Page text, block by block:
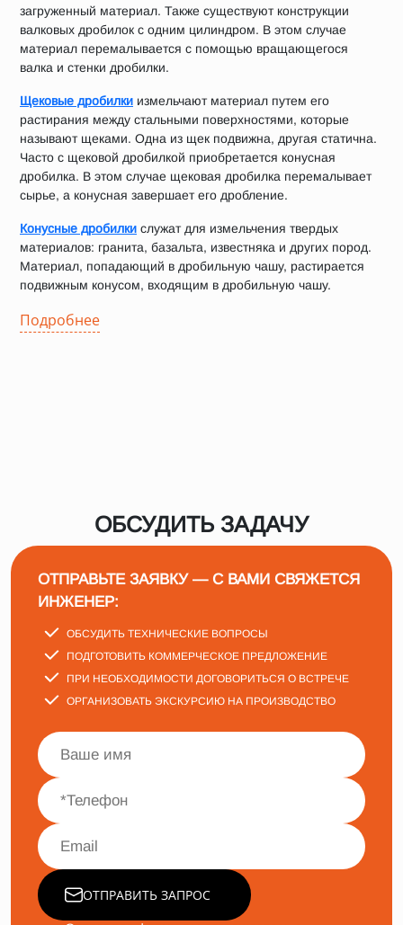
загруженный материал. Также существуют конструкции
валковых дробилок с одним цилиндром. В этом случае
материал перемалывается с помощью вращающегося
валка и стенки дробилки.
Щековые дробилки измельчают материал путем его
растирания между стальными поверхностями, которые
называют щеками. Одна из щек подвижна, другая статична.
Часто с щековой дробилкой приобретается конусная
дробилка. В этом случае щековая дробилка перемалывает
сырье, а конусная завершает его дробление.
Конусные дробилки служат для измельчения твердых
материалов: гранита, базальта, известняка и других пород.
Материал, попадающий в дробильную чашу, растирается
подвижным конусом, входящим в дробильную чашу.
Подробнее
ОБСУДИТЬ ЗАДАЧУ
ОТПРАВЬТЕ ЗАЯВКУ — С ВАМИ СВЯЖЕТСЯ
ИНЖЕНЕР:
ОБСУДИТЬ ТЕХНИЧЕСКИЕ ВОПРОСЫ
ПОДГОТОВИТЬ КОММЕРЧЕСКОЕ ПРЕДЛОЖЕНИЕ
ПРИ НЕОБХОДИМОСТИ ДОГОВОРИТЬСЯ О ВСТРЕЧЕ
ОРГАНИЗОВАТЬ ЭКСКУРСИЮ НА ПРОИЗВОДСТВО
ОТПРАВИТЬ ЗАПРОС